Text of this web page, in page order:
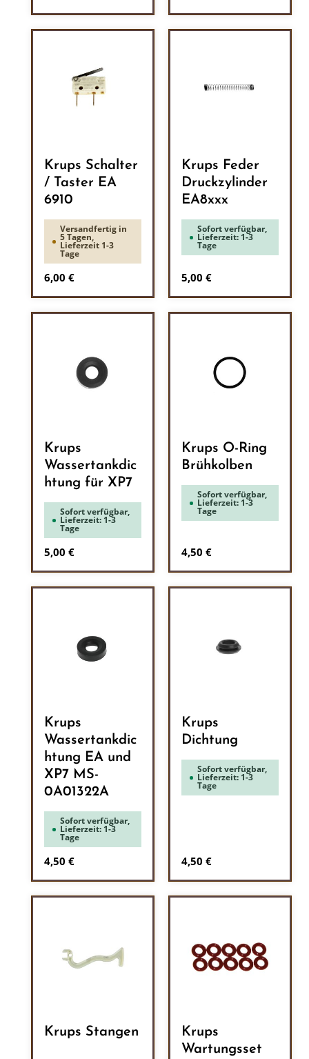
Krups Schalter
/ Taster EA
6910
Versandfertig in
5 Tagen,
Lieferzeit 1-3
Tage
Regulärer Preis:
6,00 €
Krups Feder
Druckzylinder
EA8xxx
Sofort verfügbar,
Lieferzeit: 1-3
Tage
Regulärer Preis:
5,00 €
Krups
Wassertankdic
htung für XP7
Sofort verfügbar,
Lieferzeit: 1-3
Tage
Regulärer Preis:
5,00 €
Krups O-Ring
Brühkolben
Sofort verfügbar,
Lieferzeit: 1-3
Tage
Regulärer Preis:
4,50 €
Krups
Wassertankdic
htung EA und
XP7 MS-
0A01322A
Sofort verfügbar,
Lieferzeit: 1-3
Tage
Regulärer Preis:
4,50 €
Krups
Dichtung
Sofort verfügbar,
Lieferzeit: 1-3
Tage
Regulärer Preis:
4,50 €
Krups Stangen
Krups
Wartungsset